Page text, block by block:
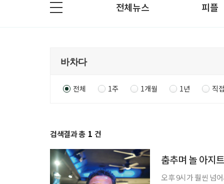
전체뉴스 피플
전체 1주 1개월 1년 직
검색결과 총 1 건
춤추며 놀 아지
오후 9시가 훨씬 넘